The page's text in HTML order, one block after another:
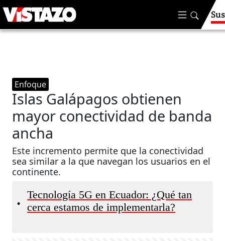
Enfoque
Islas Galápagos obtienen
mayor conectividad de banda
ancha
Este incremento permite que la conectividad
sea similar a la que navegan los usuarios en el
continente.
•
Tecnología 5G en Ecuador: ¿Qué tan
cerca estamos de implementarla?